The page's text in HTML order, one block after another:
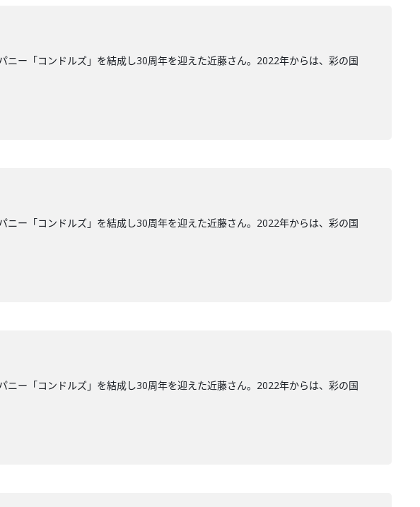
ー「コンドルズ」を結成し30周年を迎えた近藤さん。2022年からは、彩の国
ー「コンドルズ」を結成し30周年を迎えた近藤さん。2022年からは、彩の国
ー「コンドルズ」を結成し30周年を迎えた近藤さん。2022年からは、彩の国